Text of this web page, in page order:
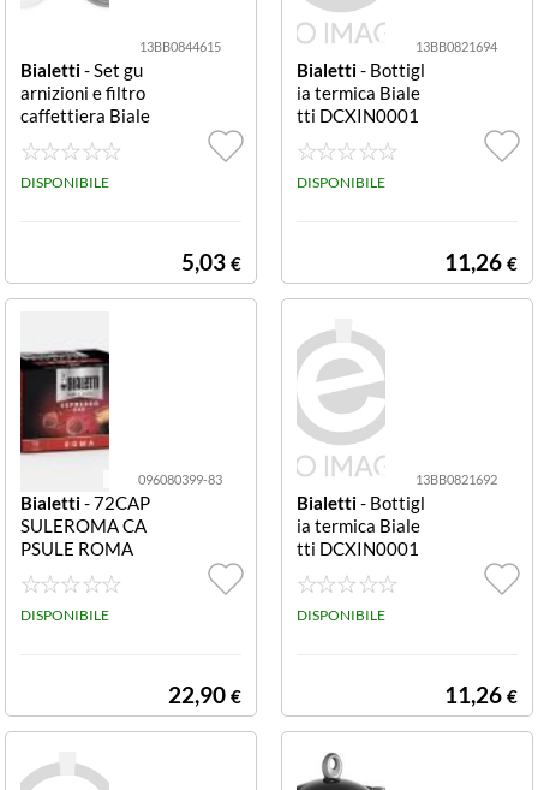
13BB0844615
Bialetti- Set gu
arnizioni e filtro
caffettiera Biale
tti 0800034
DISPONIBILE
5,03 €
13BB0821694
Bialetti- Bottigl
ia termica Biale
tti DCXIN0001
8 Blu
DISPONIBILE
11,26 €
096080399-83
Bialetti- 72CAP
SULEROMA CA
PSULE ROMA
MULTIPACK 72
PZ
DISPONIBILE
22,90 €
13BB0821692
Bialetti- Bottigl
ia termica Biale
tti DCXIN0001
5 Rosso
DISPONIBILE
11,26 €